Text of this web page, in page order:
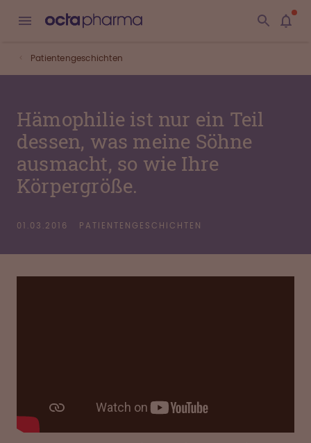
Patientengeschichten
Hämophilie ist nur ein Teil
dessen, was meine Söhne
ausmacht, so wie Ihre
Körpergröße.
01.03.2016 PATIENTENGESCHICHTEN